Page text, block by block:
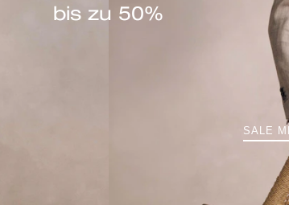
bis zu 50%
SALE